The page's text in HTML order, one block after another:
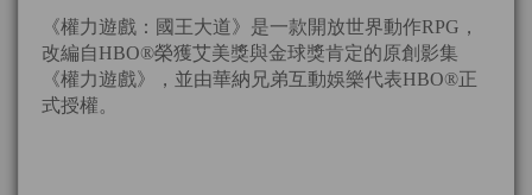
《權力遊戲：國王大道》是一款開放世界動作RPG，
改編自HBO®榮獲艾美獎與金球獎肯定的原創影集
《權力遊戲》，並由華納兄弟互動娛樂代表HBO®正
式授權。